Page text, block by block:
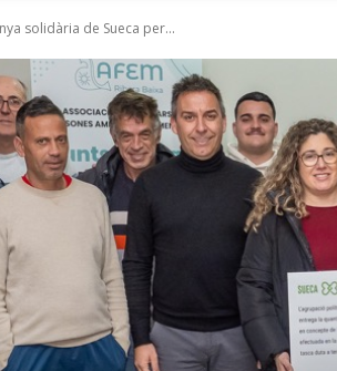
solidària de Sueca per...